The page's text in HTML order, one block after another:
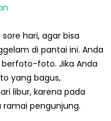
hari, agar bisa
di pantai ini. Anda
foto. Jika Anda
yang bagus,
libur, karena pada
pengunjung.